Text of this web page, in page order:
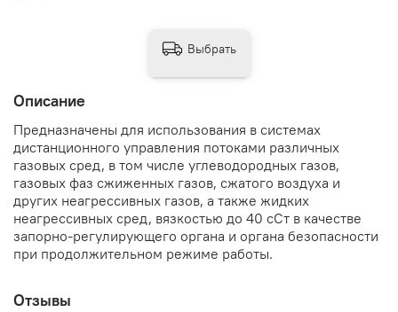
Описание
Предназначены для использования в системах
дистанционного управления потоками различных
газовых сред, в том числе углеводородных газов,
газовых фаз сжиженных газов, сжатого воздуха и
других неагрессивных газов, а также жидких
неагрессивных сред, вязкостью до 40 сСт в качестве
запорно-регулирующего органа и органа безопасности
при продолжительном режиме работы.
Отзывы
Выбрать